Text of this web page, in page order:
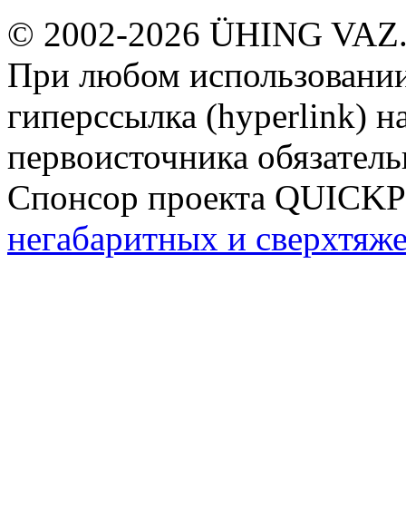
© 2002-2026 ÜHING
При любом
гиперссылка (hyperlink)
первоисточника
Спонсор проекта
негабаритных и